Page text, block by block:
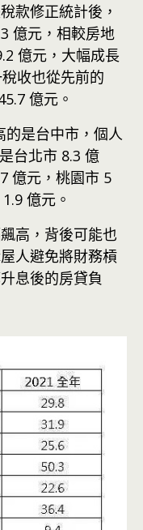
款修正統計後，
億元，相較房地
億元，大幅成長
收也從先前的
億元。
的是台中市，個人
台北市 8.3 億
億元，桃園市 5
億元。
高，背後可能也
人避免將財務槓
息後的房貸負